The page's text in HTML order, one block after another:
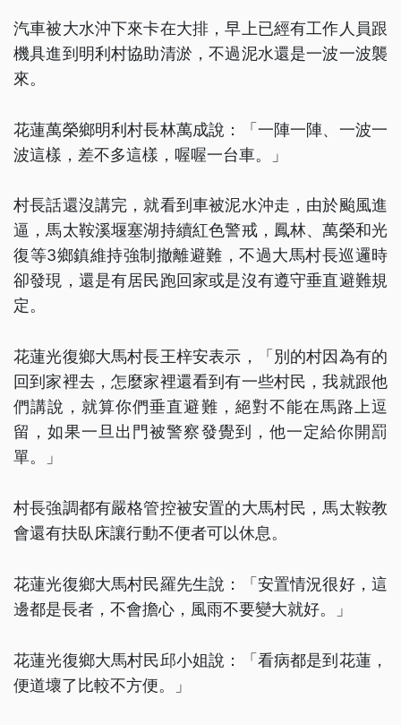
汽車被大水沖下來卡在大排，早上已經有工作人員跟
機具進到明利村協助清淤，不過泥水還是一波一波襲
來。
花蓮萬榮鄉明利村長林萬成說：「一陣一陣、一波一
波這樣，差不多這樣，喔喔一台車。」
村長話還沒講完，就看到車被泥水沖走，由於颱風進
逼，馬太鞍溪堰塞湖持續紅色警戒，鳳林、萬榮和光
復等3鄉鎮維持強制撤離避難，不過大馬村長巡邏時
卻發現，還是有居民跑回家或是沒有遵守垂直避難規
定。
花蓮光復鄉大馬村長王梓安表示，「別的村因為有的
回到家裡去，怎麼家裡還看到有一些村民，我就跟他
們講說，就算你們垂直避難，絕對不能在馬路上逗
留，如果一旦出門被警察發覺到，他一定給你開罰
單。」
村長強調都有嚴格管控被安置的大馬村民，馬太鞍教
會還有扶臥床讓行動不便者可以休息。
花蓮光復鄉大馬村民羅先生說：「安置情況很好，這
邊都是長者，不會擔心，風雨不要變大就好。」
花蓮光復鄉大馬村民邱小姐說：「看病都是到花蓮，
便道壞了比較不方便。」